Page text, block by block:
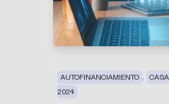
AUTOFINANCIAMIENTO ,
2024